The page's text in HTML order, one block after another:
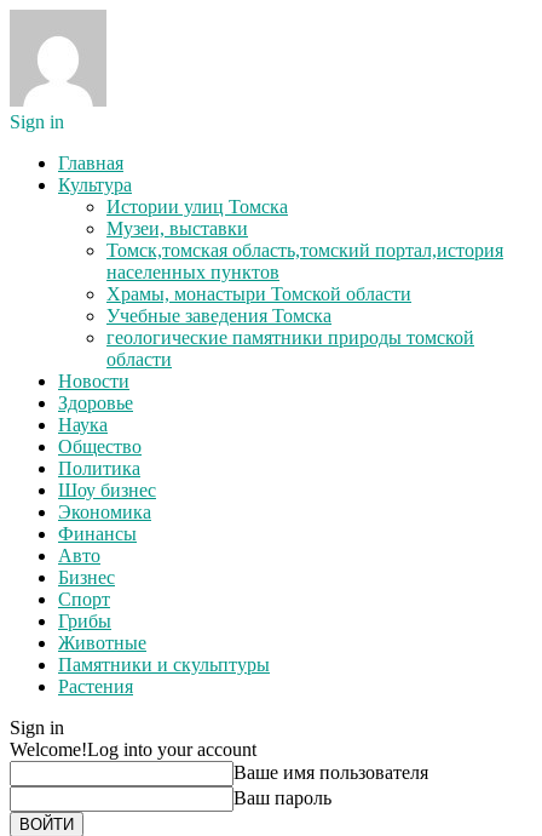
Sign in
Главная
Культура
Истории улиц Томска
Музеи, выставки
Томск,томская область,томский портал,история
населенных пунктов
Храмы, монастыри Томской области
Учебные заведения Томска
геологические памятники природы томской
области
Новости
Здоровье
Наука
Общество
Политика
Шоу бизнес
Экономика
Финансы
Авто
Бизнес
Спорт
Грибы
Животные
Памятники и скульптуры
Растения
Sign in
Welcome!Log into your account
Ваше имя пользователя
Ваш пароль